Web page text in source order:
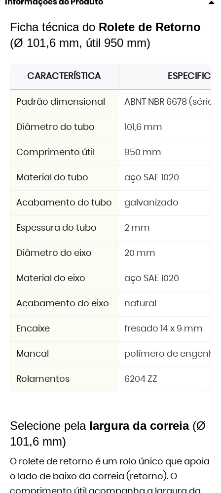
Informações do Produto
Ficha técnica do Rolete de Retorno
(Ø 101,6 mm, útil 950 mm)
CARACTERÍSTICA
Padrão dimensional ABNT NBR 6678 (série
Diâmetro do tubo 101,6 mm
Comprimento útil 950 mm
Material do tubo aço SAE 1020
Acabamento do tubo galvanizado
Espessura do tubo 2 mm
Diâmetro do eixo 20 mm
Material do eixo aço SAE 1020
Acabamento do eixo natural
Encaixe fresado 14 x 9 mm
Mancal polímero de
Rolamentos 6204 ZZ
Selecione pela largura da correia(Ø
101,6 mm)
O rolete de retorno é um rolo único que apoia
o lado de baixo da correia (retorno). O